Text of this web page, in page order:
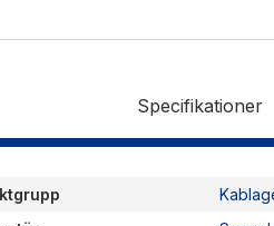
/ Displayer
Specifikationer